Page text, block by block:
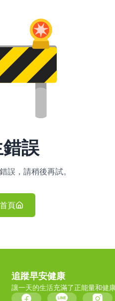
誤
誤，請稍後再試。
頁
追蹤早安健康
讓一天的生活充滿了正能量和健